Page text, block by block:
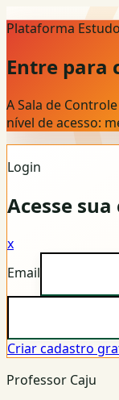
Plataforma
Entre para
A Sala de
nível de acesso:
Login
Acesse
x
Email
Criar cadastro
Professor Caju